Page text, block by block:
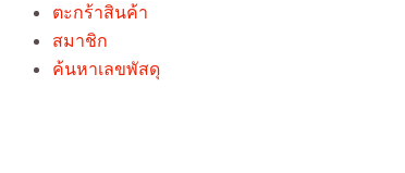
ตะกร้าสินค้า
สมาชิก
ค้นหาเลขพัสดุ